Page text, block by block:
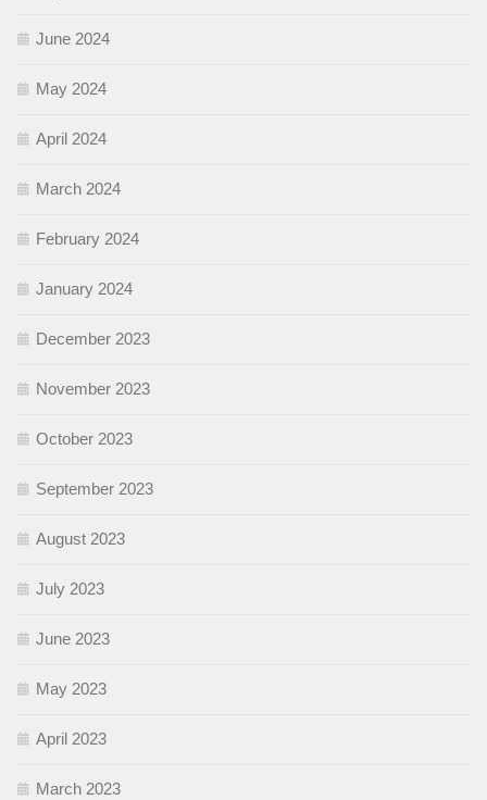
June 2024
May 2024
April 2024
March 2024
February 2024
January 2024
December 2023
November 2023
October 2023
September 2023
August 2023
July 2023
June 2023
May 2023
April 2023
March 2023